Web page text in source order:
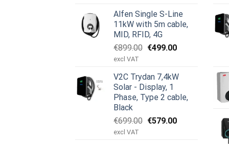
var:
€1,950.00. €1,755.00.
Alfen Single S-Line
11kW with 5m cable,
MID, RFID, 4G
€899.00 Det
var:
€899.00.
€499.00Det
är:
excl VAT
V2C Trydan 7,4kW
Solar - Display, 1
Phase, Type 2 cable,
Black
€699.00 Det
€579.00Det
excl VAT